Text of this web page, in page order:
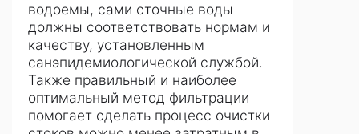
водоемы, сами сточные воды
должны соответствовать нормам и
качеству, установленным
санэпидемиологической службой.
Также правильный и наиболее
оптимальный метод фильтрации
помогает сделать процесс очистки